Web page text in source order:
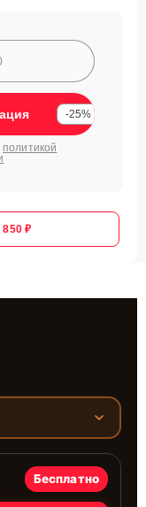
-25%
политикой
850 ₽
Бесплатно